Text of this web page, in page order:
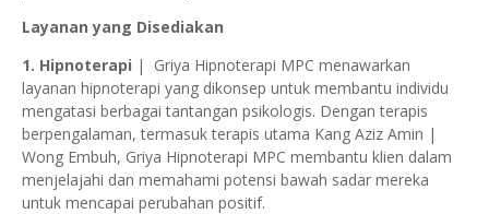
Layanan yang Disediakan
1. Hipnoterapi | Griya Hipnoterapi MPC menawarkan
layanan hipnoterapi yang dikonsep untuk membantu individu
mengatasi berbagai tantangan psikologis. Dengan terapis
berpengalaman, termasuk terapis utama Kang Aziz Amin |
Wong Embuh, Griya Hipnoterapi MPC membantu klien dalam
menjelajahi dan memahami potensi bawah sadar mereka
untuk mencapai perubahan positif.